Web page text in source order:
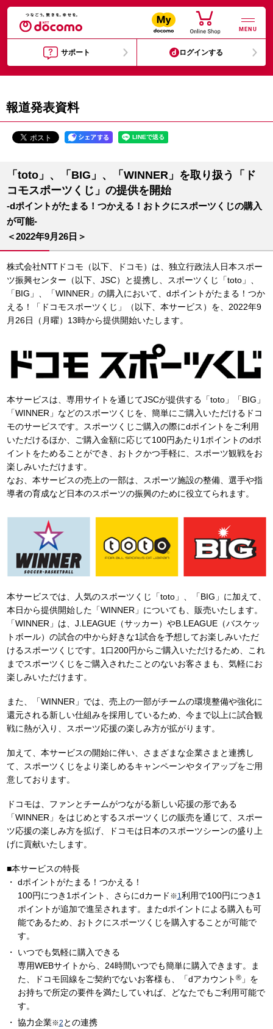
MENU
サポート ログインする
報道発表資料
「toto」、「BIG」、「WINNER」を取り扱う「ド
コモスポーツくじ」の提供を開始
-dポイントがたまる！つかえる！おトクにスポーツくじの購入
が可能-
＜2022年9月26日＞
株式会社NTTドコモ（以下、ドコモ）は、独立行政法人日本スポー
ツ振興センター（以下、JSC）と提携し、スポーツくじ「toto」、
「BIG」、「WINNER」の購入において、dポイントがたまる！つか
える！「ドコモスポーツくじ」（以下、本サービス）を、2022年9
月26日（月曜）13時から提供開始いたします。
本サービスは、専用サイトを通じてJSCが提供する「toto」「BIG」
「WINNER」などのスポーツくじを、簡単にご購入いただけるドコ
モのサービスです。スポーツくじご購入の際にdポイントをご利用
いただけるほか、ご購入金額に応じて100円あたり1ポイントのdポ
イントをためることができ、おトクかつ手軽に、スポーツ観戦をお
楽しみいただけます。
なお、本サービスの売上の一部は、スポーツ施設の整備、選手や指
導者の育成など日本のスポーツの振興のために役立てられます。
本サービスでは、人気のスポーツくじ「toto」、「BIG」に加えて、
本日から提供開始した「WINNER」についても、販売いたします。
「WINNER」は、J.LEAGUE（サッカー）やB.LEAGUE（バスケッ
トボール）の試合の中から好きな1試合を予想してお楽しみいただ
けるスポーツくじです。1口200円からご購入いただけるため、これ
までスポーツくじをご購入されたことのないお客さまも、気軽にお
楽しみいただけます。
また、「WINNER」では、売上の一部がチームの環境整備や強化に
還元される新しい仕組みを採用しているため、今まで以上に試合観
戦に熱が入り、スポーツ応援の楽しみ方が拡がります。
加えて、本サービスの開始に伴い、さまざまな企業さまと連携し
て、スポーツくじをより楽しめるキャンペーンやタイアップをご用
意しております。
ドコモは、ファンとチームがつながる新しい応援の形である
「WINNER」をはじめとするスポーツくじの販売を通じて、スポー
ツ応援の楽しみ方を拡げ、ドコモは日本のスポーツシーンの盛り上
げに貢献いたします。
■本サービスの特長
dポイントがたまる！つかえる！
100円につき1ポイント、さらにdカード ※1利用で100円につき1
ポイントが追加で進呈されます。またdポイントによる購入も可
能であるため、おトクにスポーツくじを購入することが可能で
す。
いつでも気軽に購入できる
専用WEBサイトから、24時間いつでも簡単に購入できます。ま
た、ドコモ回線をご契約でないお客様も、「dアカウント ®」を
お持ちで所定の要件を満たしていれば、どなたでもご利用可能で
す。
協力企業※2 との連携